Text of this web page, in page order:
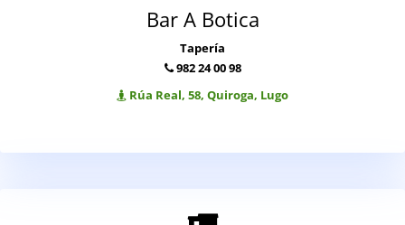
Bar A Botica
Tapería
982 24 00 98
Rúa Real, 58, Quiroga, Lugo